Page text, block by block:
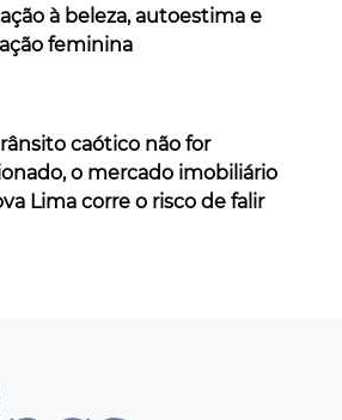
à beleza, autoestima e
feminina
caótico não for
o mercado imobiliário
Lima corre o risco de falir